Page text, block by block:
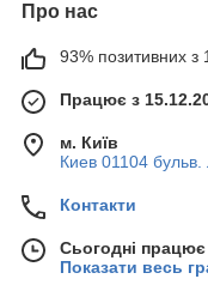
Про нас
93% позитивних з
Працює з
м. Київ
Киев 01104 бульв.
Контакти
Сьогодні
Показати весь